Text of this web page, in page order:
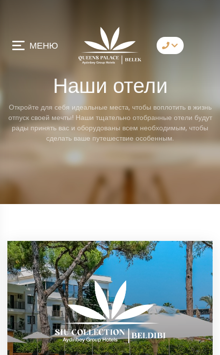
МЕНЮ
Whatsapp
Telegram
Messenger
Позвольте нам
Электронная почта
Наши отели
Откройте для себя идеальные места, чтобы воплотить в жизнь
отпуск своей мечты! Наши тщательно отобранные отели будут
рады принять вас и оборудованы всем необходимым, чтобы
сделать ваше путешествие особенным.